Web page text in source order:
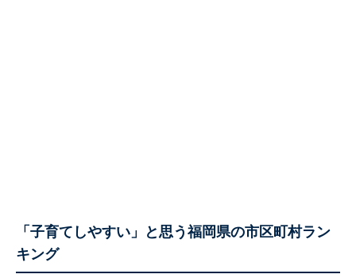
「子育てしやすい」と思う福岡県の市区町村ラン
キング